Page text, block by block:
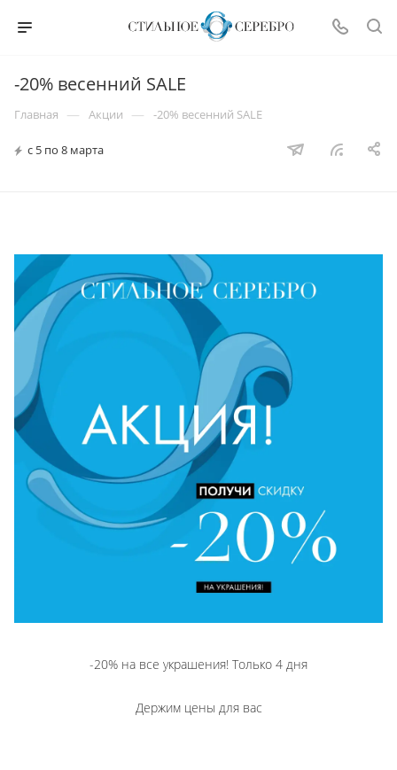
-20% весенний SALE
Главная — Акции — -20% весенний SALE
с 5 по 8 марта
-20% на все украшения! Только 4 дня
Держим цены для вас